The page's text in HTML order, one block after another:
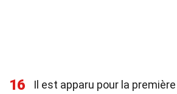
16
Il est apparu pour la